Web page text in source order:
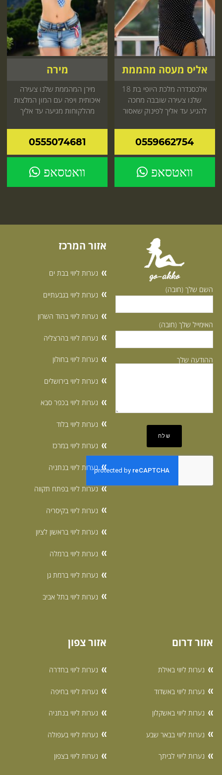
אליס מעסה מהממת
אלכסנדרה מלכת היופי בת 18
שלנו צעירה שובבה מחכה
להגיע עד אליך לפינוק שאסור
0559662754
וואטסאפ
מירה
מירן המהממת שלנו צעירה
איכותית ויפה עם המון המלצות
מהלקוחות מגיעה עד אליך
שרק היא יודעת
0555074681
וואטסאפ
go-akko
השם שלך (חובה)
האימייל שלך (חובה)
ההודעה שלך
אזור המרכז
נערות ליווי בבת ים
נערות ליווי בגבעתיים
נערות ליווי בהוד השרון
נערות ליווי בהרצליה
נערות ליווי בחולון
נערות ליווי בירושלים
נערות ליווי בכפר סבא
נערות ליווי בלוד
נערות ליווי במרכז
נערות ליווי בנתניה
נערות ליווי בפתח תקווה
נערות ליווי בקיסריה
נערות ליווי בראשון לציון
נערות ליווי ברמלה
נערות ליווי ברמת גן
נערות ליווי בתל אביב
אזור דרום
נערות ליווי באילת
נערות ליווי באשדוד
נערות ליווי באשקלון
נערות ליווי בבאר שבע
נערות ליווי לביתך
אזור צפון
נערות ליווי בחדרה
נערות ליווי בחיפה
נערות ליווי בנתניה
נערות ליווי בעפולה
נערות ליווי בצפון